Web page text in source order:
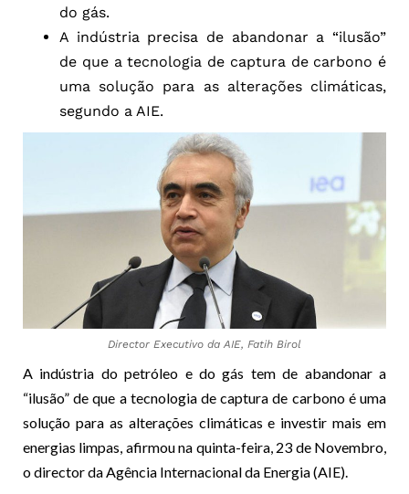
do gás.
A indústria precisa de abandonar a “ilusão”
de que a tecnologia de captura de carbono é
uma solução para as alterações climáticas,
segundo a AIE.
Director Executivo da AIE, Fatih Birol
A indústria do petróleo e do gás tem de abandonar a
“ilusão” de que a tecnologia de captura de carbono é uma
solução para as alterações climáticas e investir mais em
energias limpas, afirmou na quinta-feira, 23 de Novembro,
o director da Agência Internacional da Energia (AIE).